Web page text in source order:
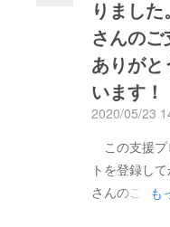
りました
さんのご
ありがと
います！
2020/05/23
この支援プ
トを登録し
さんのご支も